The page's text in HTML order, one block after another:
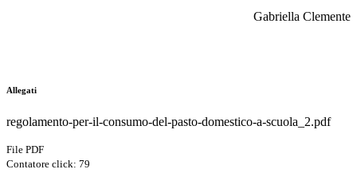
Gabriella Clemente
Allegati
regolamento-per-il-consumo-del-pasto-domestico-a-scuola_2.pdf
File PDF
Contatore click: 79